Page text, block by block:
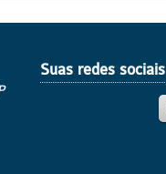
Suas redes sociais